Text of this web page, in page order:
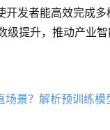
开发者能高效完成
提升，推动产业智
景？解析预训练